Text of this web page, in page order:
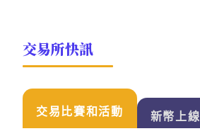
交易所快訊
交易比賽和活動 新幣上線